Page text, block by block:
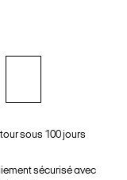
sous 100 jours
sécurisé avec